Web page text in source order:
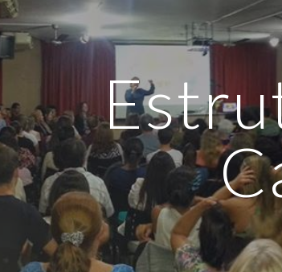
Skip to main content